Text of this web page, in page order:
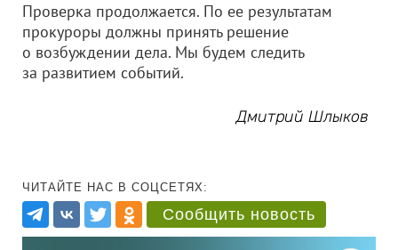
Проверка продолжается. По ее результатам
прокуроры должны принять решение
о возбуждении дела. Мы будем следить
за развитием событий.
Дмитрий Шлыков
ЧИТАЙТЕ НАС В СОЦСЕТЯХ:
Сообщить новость